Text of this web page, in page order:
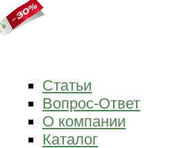
Статьи
Вопрос-Ответ
О компании
Каталог